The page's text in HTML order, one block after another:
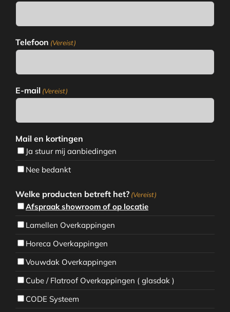
Telefoon (Vereist)
E-mail (Vereist)
Mail en kortingen
Ja stuur mij aanbiedingen
Nee bedankt
Welke producten betreft het? (Vereist)
Afspraak showroom of op locatie
Lamellen Overkappingen
Horeca Overkappingen
Vouwdak Overkappingen
Cube / Flatroof Overkappingen ( glasdak )
CODE Systeem